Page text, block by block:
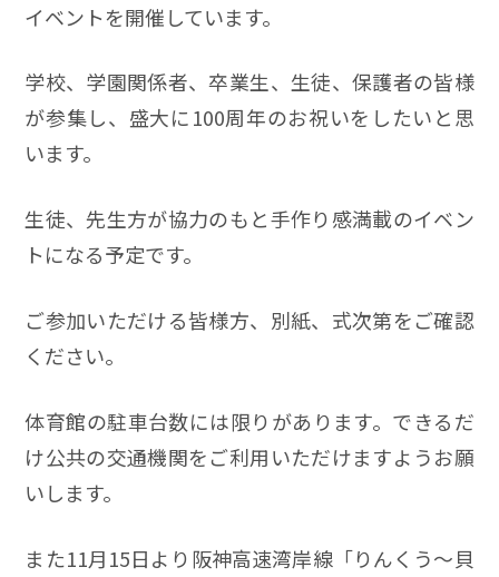
イベントを開催しています。
学校、学園関係者、卒業生、生徒、保護者の皆様
が参集し、盛大に100周年のお祝いをしたいと思
います。
生徒、先生方が協力のもと手作り感満載のイベン
トになる予定です。
ご参加いただける皆様方、別紙、式次第をご確認
ください。
体育館の駐車台数には限りがあります。できるだ
け公共の交通機関をご利用いただけますようお願
いします。
また11月15日より阪神高速湾岸線「りんくう～貝